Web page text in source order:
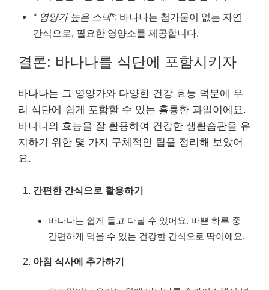
* 영양가 높은 스낵*: 바나나는 첨가물이 없는 자연
간식으로, 필요한 영양소를 제공합니다.
결론: 바나나를 식단에 포함시키자
바나나는 그 영양가와 다양한 건강 효능 덕분에 우
리 식단에 쉽게 포함할 수 있는 훌륭한 과일이에요.
바나나의 효능을 잘 활용하여 건강한 생활습관을 유
지하기 위한 몇 가지 구체적인 팁을 정리해 보았어
요.
간편한 간식으로 활용하기
바나나는 쉽게 들고 다닐 수 있어요. 바쁜 하루 중
간편하게 먹을 수 있는 건강한 간식으로 딱이에요.
아침 식사에 추가하기